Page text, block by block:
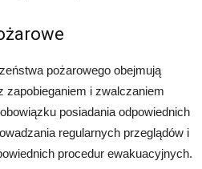
pożarowego obejmują
i zwalczaniem
posiadania odpowiednich
regularnych przeglądów i
procedur ewakuacyjnych.